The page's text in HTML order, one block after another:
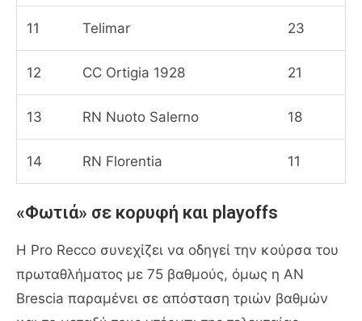
11 Telimar 23
12 CC Ortigia 1928 21
13 RN Nuoto Salerno 18
14 RN Florentia 11
«Φωτιά» σε κορυφή και playoffs
Η Pro Recco συνεχίζει να οδηγεί την κούρσα του
πρωταθλήματος με 75 βαθμούς, όμως η AN
Brescia παραμένει σε απόσταση τριών βαθμών